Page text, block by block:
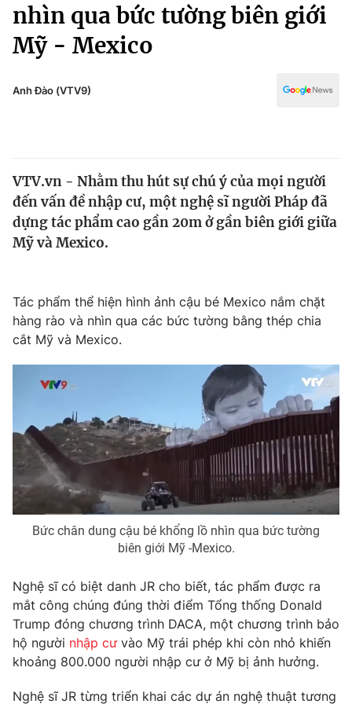
Chính trị
Xã hội
Pháp luật
Thế giới
Tin tức
Thế giới đó đây
Kinh tế
Thị trường
Góc doanh nghiệp
Truyền hình
Hậu trường
Nhân vật
Khán giả
Giải sao mai
Giải trí
Âm nhạc
Sao
Đời sống
Du lịch
Làm đẹp
Chất lượng cuộc sống
Giáo dục
Tuyển sinh
Học trực tuyến
Công nghệ
Hitech Công nghệ tương lai
Thị trường
Tư vấn
Giao lưu trực tuyến
Lịch phát sóng
Chuyên mục khác
Truyền hình
Văn hóa - Giải trí
Công nghệ
nhìn qua bức tường biên giới
Mỹ - Mexico
Anh Đào (VTV9)
VTV.vn - Nhằm thu hút sự chú ý của mọi người
đến vấn đề nhập cư, một nghệ sĩ người Pháp đã
dựng tác phẩm cao gần 20m ở gần biên giới giữa
Mỹ và Mexico.
Tác phẩm thể hiện hình ảnh cậu bé Mexico nắm chặt
hàng rào và nhìn qua các bức tường bằng thép chia
cắt Mỹ và Mexico.
Bức chân dung cậu bé khổng lồ nhìn qua bức tường
biên giới Mỹ -Mexico.
Nghệ sĩ có biệt danh JR cho biết, tác phẩm được ra
mắt công chúng đúng thời điểm Tổng thống Donald
Trump đóng chương trình DACA, một chương trình bảo
hộ người nhập cưvào Mỹ trái phép khi còn nhỏ khiến
khoảng 800.000 người nhập cư ở Mỹ bị ảnh hưởng.
Nghệ sĩ JR từng triển khai các dự án nghệ thuật tương